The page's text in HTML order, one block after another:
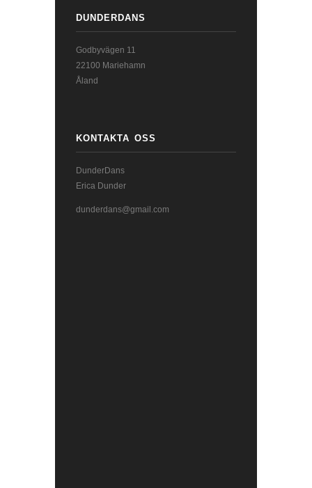
DUNDERDANS
Godbyvägen 11
22100 Mariehamn
Åland
KONTAKTA OSS
DunderDans
Erica Dunder
dunderdans@gmail.com